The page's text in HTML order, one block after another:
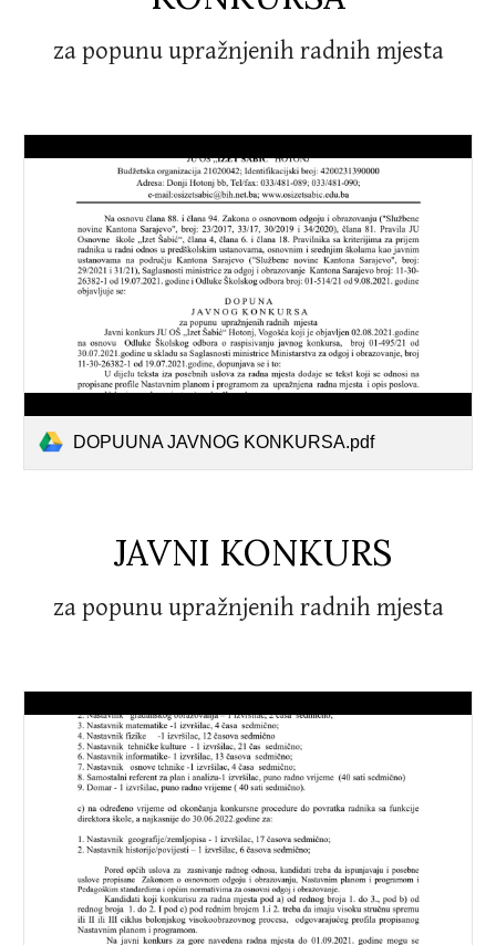
za popunu upražnjenih radnih mjesta
DOPUUNA JAVNOG KONKURSA.pdf
JAVNI KONKURS
za popunu upražnjenih radnih mjesta